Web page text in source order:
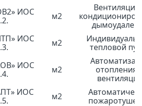
ИОС
м2
Вентиляция
ИОС
м2
тепловой
ИОС
м2
отопления
ИОС
м2